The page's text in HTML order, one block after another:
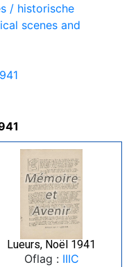
/ historische
scenes and
Lueurs, Noël 1941
Oflag : IIIC